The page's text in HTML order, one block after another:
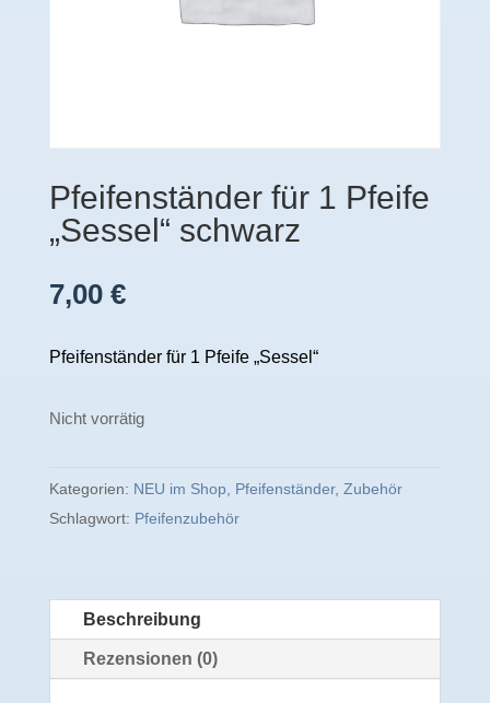
Pfeifenständer für 1 Pfeife
„Sessel“ schwarz
7,00 €
Pfeifenständer für 1 Pfeife „Sessel“
Nicht vorrätig
Kategorien: NEU im Shop, Pfeifenständer, Zubehör
Schlagwort: Pfeifenzubehör
Beschreibung
Rezensionen (0)